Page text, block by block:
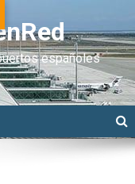
españoles